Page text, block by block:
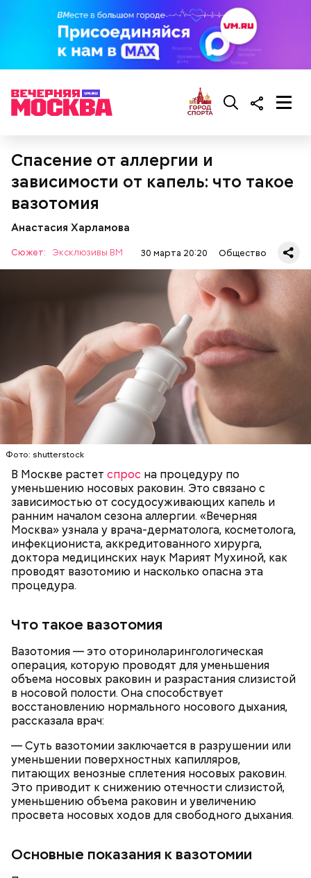
Спасение от аллергии и
зависимости от капель: что такое
вазотомия
Анастасия Харламова
Сюжет: Эксклюзивы ВМ 30 марта 20:20 Общество
Фото: shutterstock
В Москве растет спрос на процедуру по
уменьшению носовых раковин. Это связано с
зависимостью от сосудосуживающих капель и
ранним началом сезона аллергии. «Вечерняя
Москва» узнала у врача-дерматолога, косметолога,
инфекциониста, аккредитованного хирурга,
доктора медицинских наук Марият Мухиной, как
проводят вазотомию и насколько опасна эта
процедура.
Что такое вазотомия
Вазотомия — это оториноларингологическая
операция, которую проводят для уменьшения
объема носовых раковин и разрастания слизистой
в носовой полости. Она способствует
восстановлению нормального носового дыхания,
рассказала врач:
— Суть вазотомии заключается в разрушении или
уменьшении поверхностных капилляров,
питающих венозные сплетения носовых раковин.
Это приводит к снижению отечности слизистой,
уменьшению объема раковин и увеличению
просвета носовых ходов для свободного дыхания.
Основные показания к вазотомии
курица;
кабачок;
рыбный соус;
соевый соус;
кисло-сладкий соус;
болгарский перец;
— Восточный вариант блюда. Курицу обжариваем,
к ней добавляем соевый и рыбный соус. Дальше
разрезаем кабачок, вынимаем из него семена и
обжариваем, — рассказал шеф-повар.
К обжаренным овощам можно добавить кисло-
сладкий соус, а затем добавить их к курице.
Получится очень вкусное блюдо.
Обжаренные кабачки с баклажанами